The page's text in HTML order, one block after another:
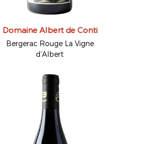
Domaine Albert de Conti
Bergerac Rouge La Vigne
d’Albert